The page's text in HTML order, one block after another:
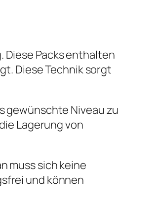
Packs enthalten
Diese Technik sorgt
gewünschte Niveau zu
Lagerung von
muss sich keine
und können